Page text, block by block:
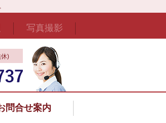
写真撮影
)
問合せ案内